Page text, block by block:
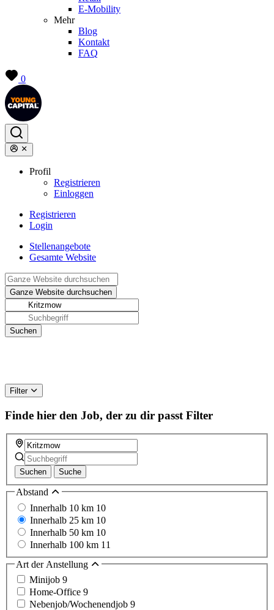
E-Mobility
Mehr
Blog
Kontakt
FAQ
0
Profil
Registrieren
Einloggen
Registrieren
Login
Stellenangebote
Gesamte Website
Filter
Finde hier den Job, der zu dir passt Filter
Suchen Suche
Abstand
Innerhalb 10 km 10
Innerhalb 25 km 10
Innerhalb 50 km 10
Innerhalb 100 km 11
Art der Anstellung
Minijob 9
Home-Office 9
Nebenjob/Wochenendjob 9